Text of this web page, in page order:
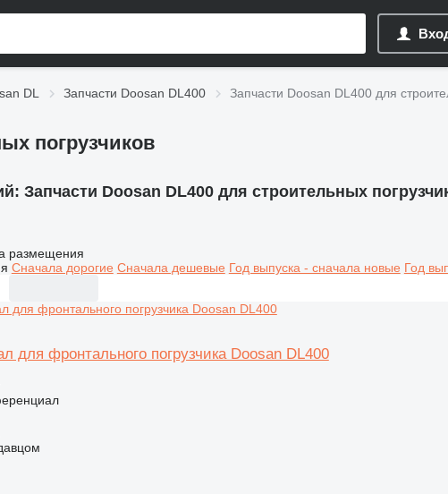
DL Запчасти Doosan DL400 Запчасти Doosan DL400 для
погрузчиков
Запчасти Doosan DL400 для строительных
размещения
Сначала дорогие Сначала дешевые Год выпуска - сначала новые Год
для фронтального погрузчика Doosan DL400